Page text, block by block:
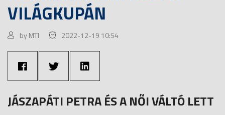
VILÁGKUPÁN
by MTI 2022-12-19 10:54
JÁSZAPÁTI PETRA ÉS A NŐI VÁLTÓ LETT